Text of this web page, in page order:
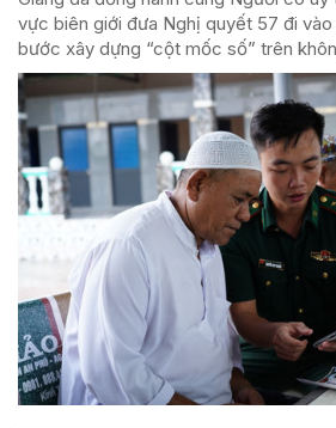
vực biên giới đưa Nghị quyết 57 đi
bước xây dựng “cột mốc số” trên